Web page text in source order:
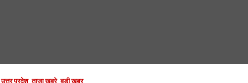
उत्तर प्रदेश ताजा खबरे बड़ी खबर